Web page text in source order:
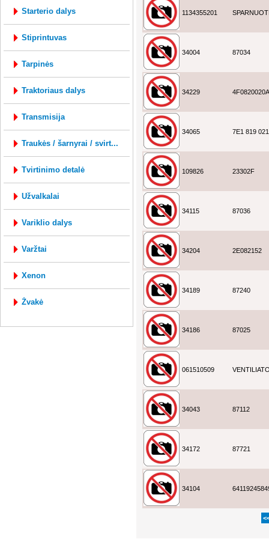
starterio dalys
stiprintuvas
tarpinės
traktoriaus dalys
transmisija
traukės / šarnyrai / svirt...
tvirtinimo detalė
užvalkalai
variklio dalys
varžtai
xenon
žvakė
1134355201
34004 87034
34229 4F0820020A
34065 7E1 819
109826 23302F
34115 87036
34204 2E082152
34189 87240
34186 87025
061510509
34043 87112
34172 87721
34104